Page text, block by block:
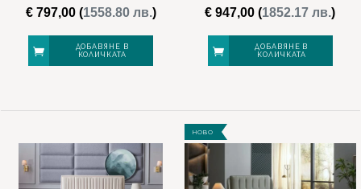
€797,00(1558.80 лв.)
ДОБАВЯНЕ В
КОЛИЧКАТА
€ 947,00 (1852.17 лв.)
ДОБАВЯНЕ В
КОЛИЧКАТА
НОВО